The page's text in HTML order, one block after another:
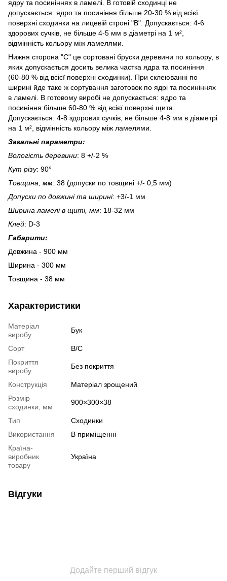
ядру та посиніннях в ламелі. В готовій сходинці не
допускається: ядро та посиніння більше 20-30 % від всієї
поверхні сходинки на лицевій строні "В". Допускається: 4-6
здорових сучків, не більше 4-5 мм в діаметрі на 1 м²,
відмінність кольору між ламелями.
Нижня сторона "С" це сортовані бруски деревини по кольору, в
яких допускається досить велика частка ядра та посиніння
(60-80 % від всієї поверхні сходинки). При склеюванні по
ширині йде таке ж сортування заготовок по ядрі та посиніннях
в ламелі. В готовому виробі не допускається: ядро та
посиніння більше 60-80 % від всієї поверхні щита.
Допускається: 4-8 здорових сучків, не більше 4-8 мм в діаметрі
на 1 м², відмінність кольору між ламелями.
Загальні параметри:
Вологість деревини: 8 +/-2 %
Кут різу: 90°
Товщина, мм: 38 (допуски по товщині +/- 0,5 мм)
Допуски по довжині та ширині: +3/-1 мм
Ширина ламелі в щиті, мм: 18-32 мм
Клей: D-3
Габарити:
Довжина - 900 мм
Ширина - 300 мм
Товщина - 38 мм
Характеристики
Матеріал
виробу
Бук
Сорт
В/С
Покриття
виробу
Без покриття
Конструкція
Матеріал зрощений
Розмір
сходинки, мм
900×300×38
Тип
Сходинки
Використання
В приміщенні
Країна-
виробник
товару
Україна
Відгуки
Додайте перший відгук